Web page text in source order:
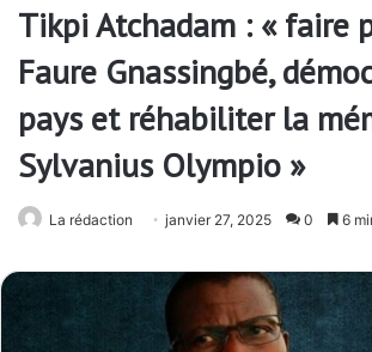
Tikpi Atchadam : « faire
Faure Gnassingbé,
pays et réhabiliter la
Sylvanius Olympio »
La rédaction janvier 27, 2025 0 6